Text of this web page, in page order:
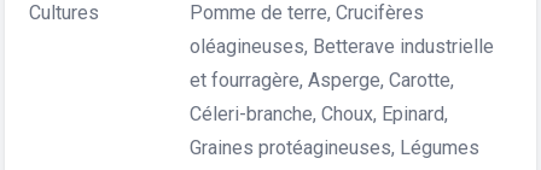
Cultures
Pomme de terre, Crucifères
oléagineuses, Betterave industrielle
et fourragère, Asperge, Carotte,
Céleri-branche, Choux, Epinard,
Graines protéagineuses, Légumes